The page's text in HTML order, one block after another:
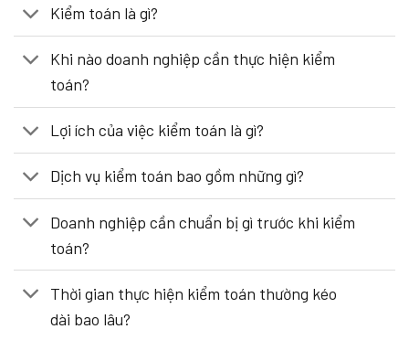
Kiểm toán là gì?
Khi nào doanh nghiệp cần thực hiện kiểm
toán?
Lợi ích của việc kiểm toán là gì?
Dịch vụ kiểm toán bao gồm những gì?
Doanh nghiệp cần chuẩn bị gì trước khi kiểm
toán?
Thời gian thực hiện kiểm toán thường kéo
dài bao lâu?